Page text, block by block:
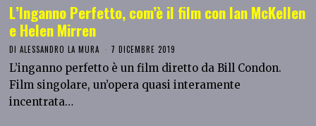
L’Inganno Perfetto, com’è il film con Ian McKellen
e Helen Mirren
DIALESSANDRO LA MURA 7 DICEMBRE 2019
L’inganno perfetto è un film diretto da Bill Condon.
Film singolare, un’opera quasi interamente
incentrata…